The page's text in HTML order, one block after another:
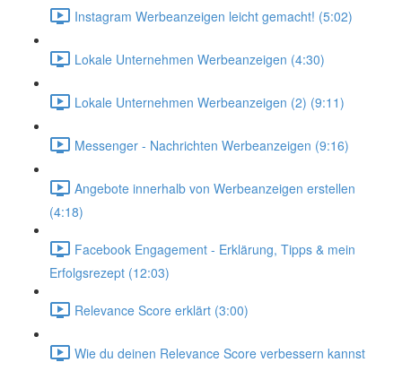
Instagram Werbeanzeigen leicht gemacht! (5:02)
Lokale Unternehmen Werbeanzeigen (4:30)
Lokale Unternehmen Werbeanzeigen (2) (9:11)
Messenger - Nachrichten Werbeanzeigen (9:16)
Angebote innerhalb von Werbeanzeigen erstellen
(4:18)
Facebook Engagement - Erklärung, Tipps & mein
Erfolgsrezept (12:03)
Relevance Score erklärt (3:00)
Wie du deinen Relevance Score verbessern kannst